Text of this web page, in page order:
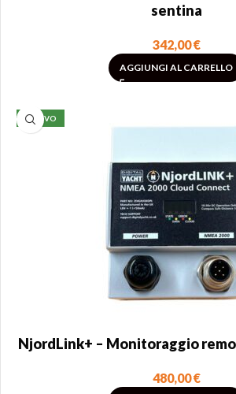
sentina
342,00€
AGGIUNGI AL CARRELLO
NUOVO
NjordLink+ – Monitoraggio
480,00€